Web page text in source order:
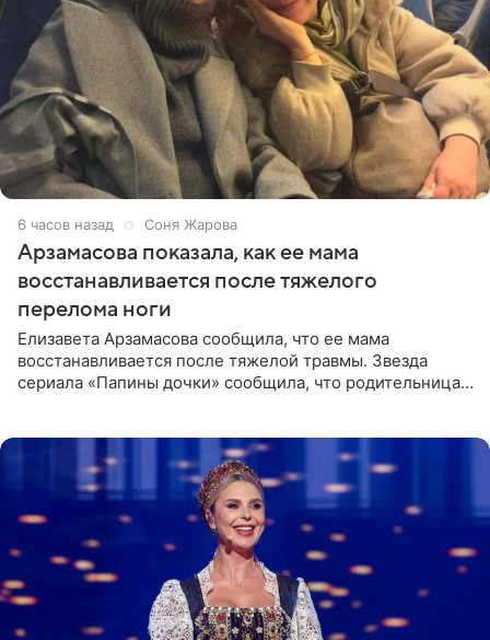
6 часов назад Соня Жарова
Арзамасова показала, как ее мама
восстанавливается после тяжелого
перелома ноги
Елизавета Арзамасова сообщила, что ее мама
восстанавливается после тяжелой травмы. Звезда
сериала «Папины дочки» сообщила, что родительница